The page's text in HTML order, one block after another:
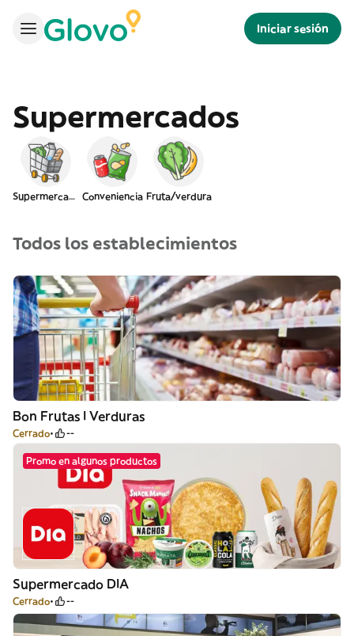
Iniciar sesión
Supermercados
Supermercado Conveniencia Fruta/verdura
Todos los establecimientos
Bon Frutas I Verduras
Cerrado --
Promo en algunos productos
Supermercado DIA
Cerrado --